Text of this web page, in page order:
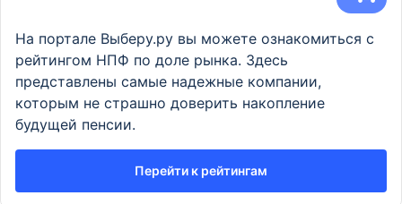
На портале Выберу.ру вы можете ознакомиться с
рейтингом НПФ по доле рынка. Здесь
представлены самые надежные компании,
которым не страшно доверить накопление
будущей пенсии.
Перейти к рейтингам